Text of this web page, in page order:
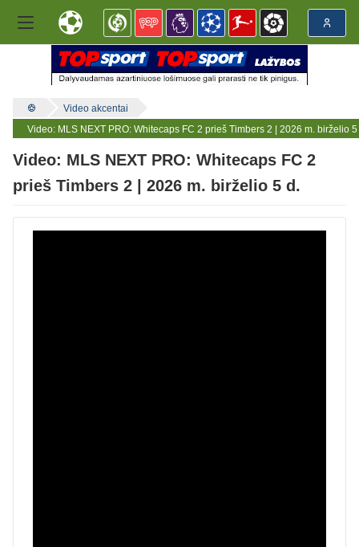
Video akcentai
Video: MLS NEXT PRO: Whitecaps FC 2 prieš Timbers 2 | 2026 m. birželio 5
Video: MLS NEXT PRO: Whitecaps FC 2
prieš Timbers 2 | 2026 m. birželio 5 d.